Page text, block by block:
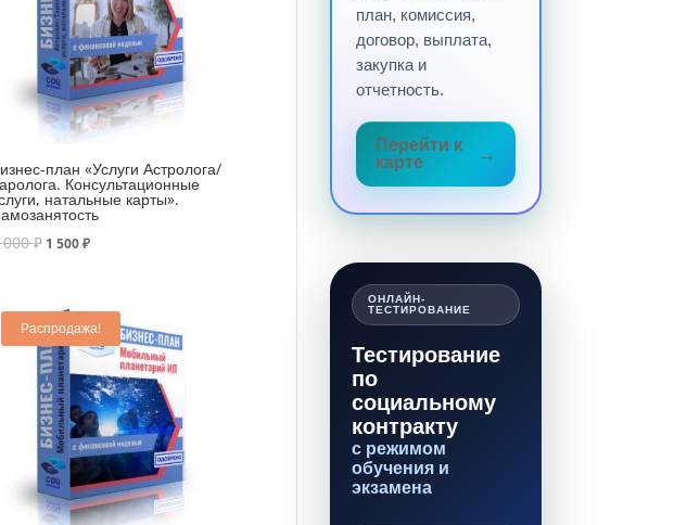
план «Услуги Астролога/
Консультационные
натальные карты».
000₽ 1 500₽
Распродажа!
план, комиссия,
договор, выплата,
закупка и
отчетность.
Перейти к
карте
ОНЛАЙН-
ТЕСТИРОВАНИЕ
Тестирование
по
социальному
контракту
с режимом
обучения и
экзамена